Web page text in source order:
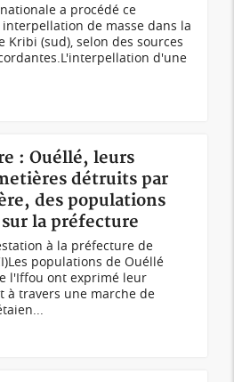
a procédé ce
de masse dans la
Kribi (sud), selon des sources
d'une
: Ouéllé, leurs
détruits par
des populations
la préfecture
à la préfecture de
populations de Ouéllé
l'Iffou ont exprimé leur
à travers une marche de